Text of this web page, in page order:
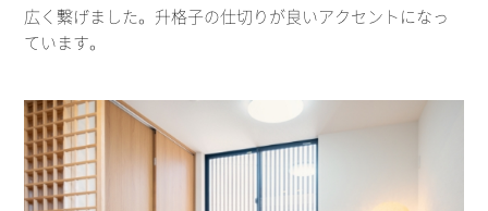
広く繋げました。升格子の仕切りが良いアクセントになっ
ています。